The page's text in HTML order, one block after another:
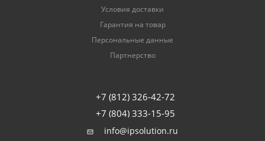
Условия доставки
Гарантия на товар
Персональные данные
Партнерство
+7 (812) 326-42-72
+7 (804) 333-15-95
info@ipsolution.ru